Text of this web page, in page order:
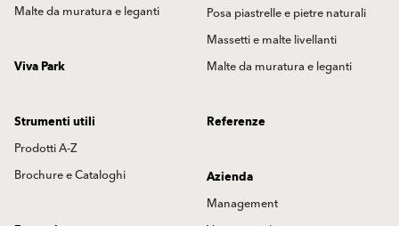
Malte da muratura e leganti
Posa piastrelle e pietre naturali
Massetti e malte livellanti
Malte da muratura e leganti
Viva Park
Strumenti utili
Prodotti A-Z
Brochure e Cataloghi
Referenze
Azienda
Management